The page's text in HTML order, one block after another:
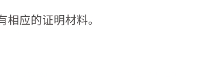
应的证明材料。